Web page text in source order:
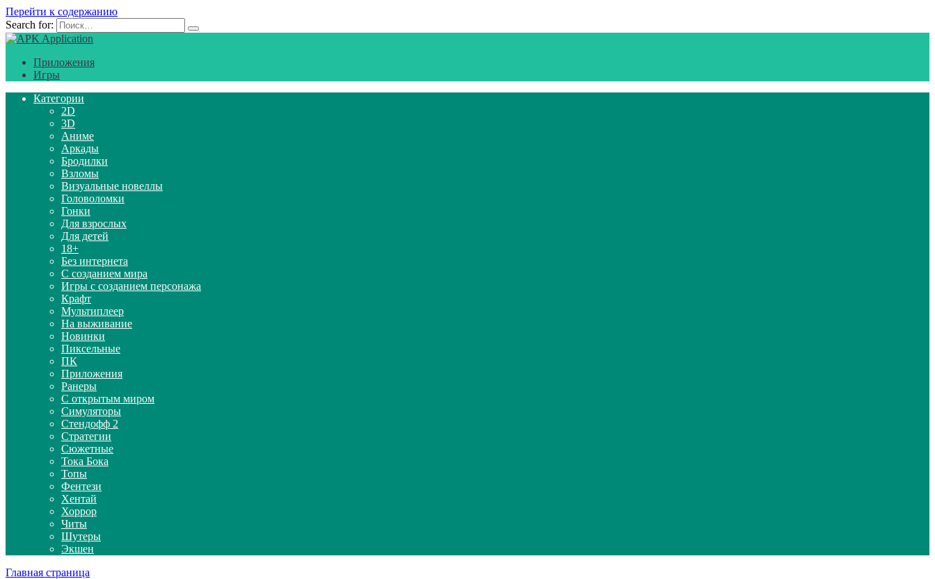
Перейти к содержанию
Search for:
Приложения
Игры
Категории
2D
3D
Аниме
Аркады
Бродилки
Взломы
Визуальные новеллы
Головоломки
Гонки
Для взрослых
Для детей
18+
Без интернета
С созданием мира
Игры с созданием персонажа
Крафт
Мультиплеер
На выживание
Новинки
Пиксельные
ПК
Приложения
Ранеры
С открытым миром
Симуляторы
Стендофф 2
Стратегии
Сюжетные
Тока Бока
Топы
Фентези
Хентай
Хоррор
Читы
Шутеры
Экшен
Главная страница